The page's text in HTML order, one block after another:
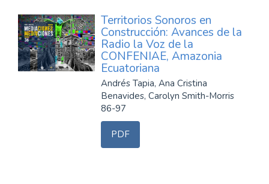
Territorios Sonoros en
Construcción: Avances de la
Radio la Voz de la
CONFENIAE, Amazonia
Ecuatoriana
Andrés Tapia, Ana Cristina
Benavides, Carolyn Smith-Morris
86-97
PDF